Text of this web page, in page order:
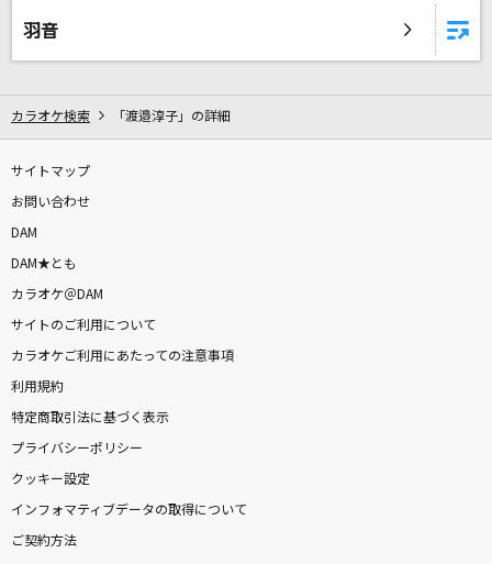
日向電工
秒針を噛む
熱異常
いよわ feat.足立レイ
ブルーアンバー
back number
羽音
カラオケ検索 「渡邉淳子」の詳細
サイトマップ
お問い合わせ
DAM
DAM★とも
カラオケ＠DAM
サイトのご利用について
カラオケご利用にあたっての注意事項
利用規約
特定商取引法に基づく表示
プライバシーポリシー
クッキー設定
インフォマティブデータの取得について
ご契約方法